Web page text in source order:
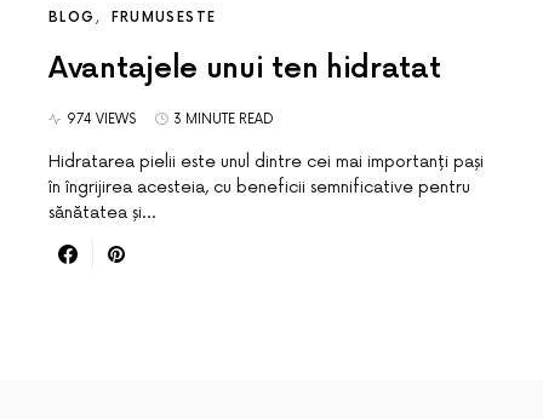
BLOG FRUMUSESTE
Avantajele unui ten hidratat
974 VIEWS 3 MINUTE READ
Hidratarea pielii este unul dintre cei mai importanți pași
în îngrijirea acesteia, cu beneficii semnificative pentru
sănătatea și…